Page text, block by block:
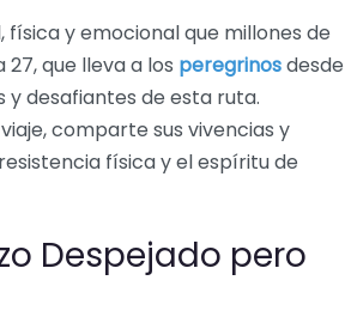
y emocional que millones de
que lleva a los peregrinosdesde
y desafiantes de esta ruta.
comparte sus vivencias y
física y el espíritu de
Despejado pero